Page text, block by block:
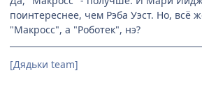
поинтереснее, чем Рэба Уэст. Но, всё
"Макросс", а "Роботек", нэ?
[Дядьки team]